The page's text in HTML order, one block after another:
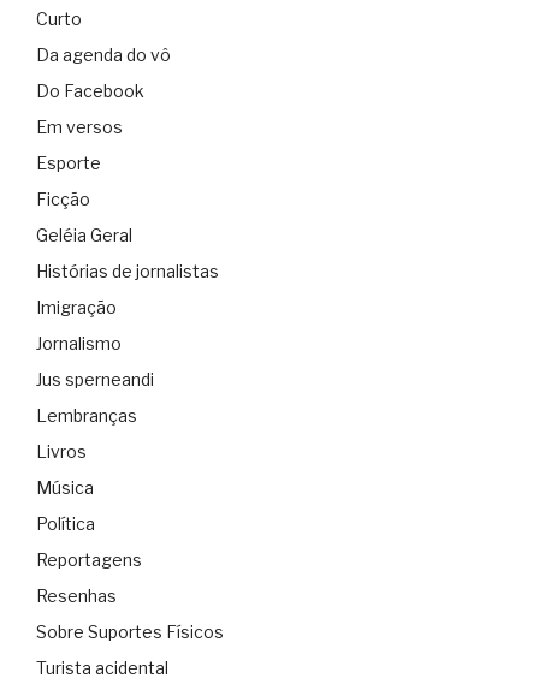
Curto
Da agenda do vô
Do Facebook
Em versos
Esporte
Ficção
Geléia Geral
Histórias de jornalistas
Imigração
Jornalismo
Jus sperneandi
Lembranças
Livros
Música
Política
Reportagens
Resenhas
Sobre Suportes Físicos
Turista acidental